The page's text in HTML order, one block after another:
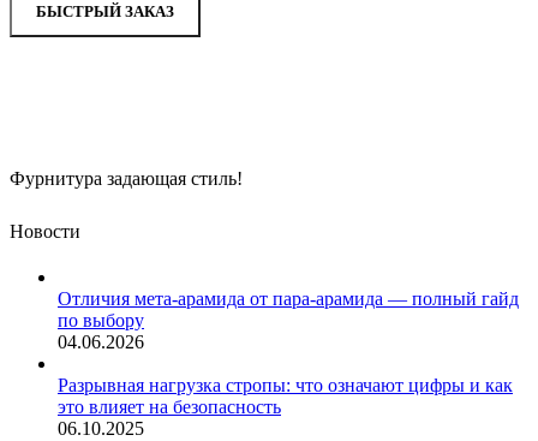
БЫСТРЫЙ ЗАКАЗ
Фурнитура задающая стиль!
Новости
Отличия мета-арамида от пара-арамида — полный гайд
по выбору
04.06.2026
Разрывная нагрузка стропы: что означают цифры и как
это влияет на безопасность
06.10.2025